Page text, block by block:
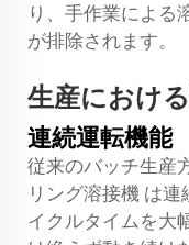
り、手作業による
が排除されます。
生産におけ
連続運転機能
従来のバッチ生産
リング溶接機 は連
イクルタイムを大